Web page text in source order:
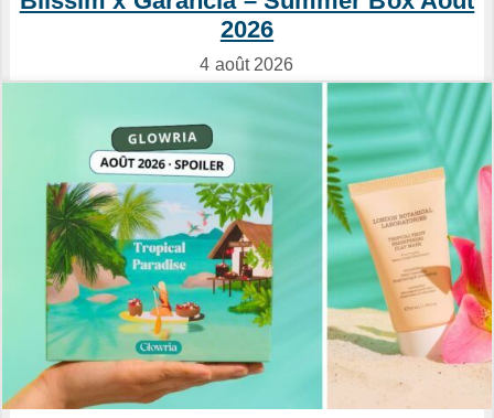
2026
4 août 2026